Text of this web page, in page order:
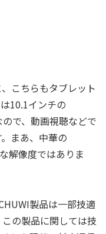
こちらもタブレット
10.1インチの
で、動画視聴などで
まあ、中華の
解像度ではありま
製品は一部技適
の製品に関しては技